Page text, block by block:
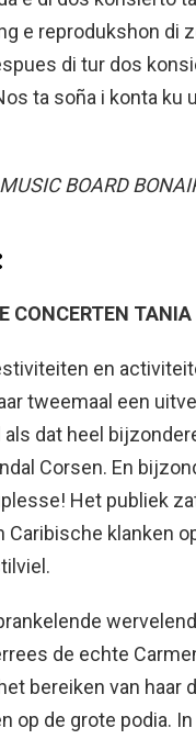
e reprodukshon
di tur dos
ta soña i konta ku
BOARD
CONCERTEN
en
tweemaal een
als dat heel
Corsen. En
Het publiek
Caribische klanken
de echte
bereiken van haar
op de grote podia. In